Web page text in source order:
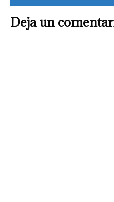
Deja un